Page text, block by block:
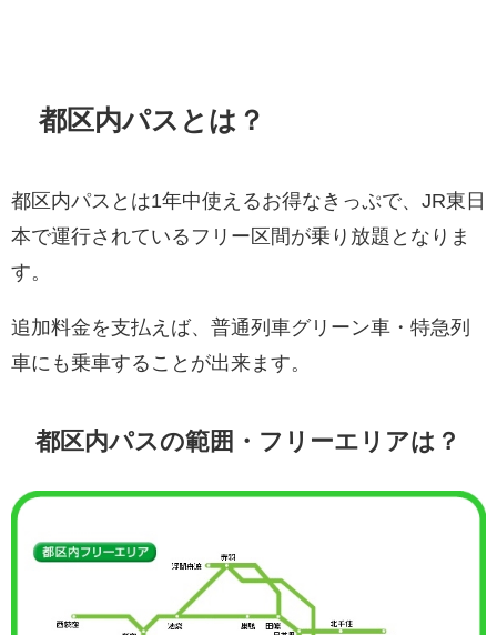
都区内パスとは？
都区内パスとは1年中使えるお得なきっぷで、JR東日
本で運行されているフリー区間が乗り放題となりま
す。
追加料金を支払えば、普通列車グリーン車・特急列
車にも乗車することが出来ます。
都区内パスの範囲・フリーエリアは？